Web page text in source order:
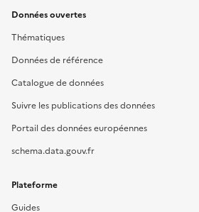
Données ouvertes
Thématiques
Données de référence
Catalogue de données
Suivre les publications des données
Portail des données européennes
schema.data.gouv.fr
Plateforme
Guides